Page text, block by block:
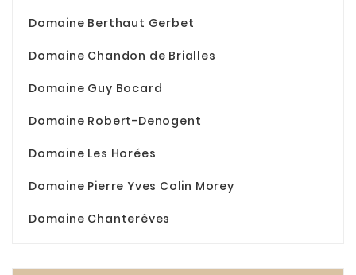
Domaine Berthaut Gerbet
Domaine Chandon de Brialles
Domaine Guy Bocard
Domaine Robert-Denogent
Domaine Les Horées
Domaine Pierre Yves Colin Morey
Domaine Chanterêves